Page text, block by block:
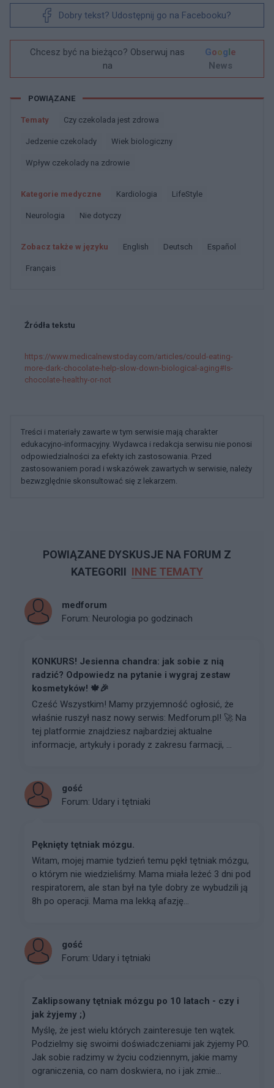
Dobry tekst? Udostępnij go na Facebooku?
Chcesz być na bieżąco? Obserwuj nas
na
Google
News
POWIĄZANE
Tematy Czy czekolada jest zdrowa
Jedzenie czekolady Wiek biologiczny
Wpływ czekolady na zdrowie
Kategorie medyczne Kardiologia LifeStyle
Neurologia Nie dotyczy
Zobacz także w języku english deutsch español
français
Źródła tekstu
https://www.medicalnewstoday.com/articles/could-eating-
more-dark-chocolate-help-slow-down-biological-aging#Is-
chocolate-healthy-or-not
Treści i materiały zawarte w tym serwisie mają charakter
edukacyjno-informacyjny. Wydawca i redakcja serwisu nie ponosi
odpowiedzialności za efekty ich zastosowania. Przed
zastosowaniem porad i wskazówek zawartych w serwisie, należy
bezwzględnie skonsultować się z lekarzem.
POWIĄZANE DYSKUSJE NA FORUM Z
KATEGORII INNE TEMATY
medforum
Forum: Neurologia po godzinach
KONKURS! Jesienna chandra: jak sobie z nią
radzić? Odpowiedz na pytanie i wygraj zestaw
kosmetyków! 🍁🎉
Cześć Wszystkim! Mamy przyjemność ogłosić, że
właśnie ruszył nasz nowy serwis: Medforum.pl! 🚀 Na
tej platformie znajdziesz najbardziej aktualne
informacje, artykuły i porady z zakresu farmacji, ...
gość
Forum: Udary i tętniaki
Pęknięty tętniak mózgu.
Witam, mojej mamie tydzień temu pękł tętniak mózgu,
o którym nie wiedzieliśmy. Mama miała leżeć 3 dni pod
respiratorem, ale stan był na tyle dobry ze wybudzili ją
8h po operacji. Mama ma lekką afazję...
gość
Forum: Udary i tętniaki
Zaklipsowany tętniak mózgu po 10 latach - czy i
jak żyjemy ;)
Myślę, że jest wielu których zainteresuje ten wątek.
Podzielmy się swoimi doświadczeniami jak żyjemy PO.
Jak sobie radzimy w życiu codziennym, jakie mamy
ograniczenia, co nam doskwiera, no i jak zmie...